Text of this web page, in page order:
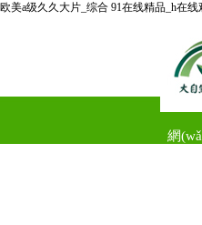
欧美a级久久大片_综合 91在线精品_h在
網